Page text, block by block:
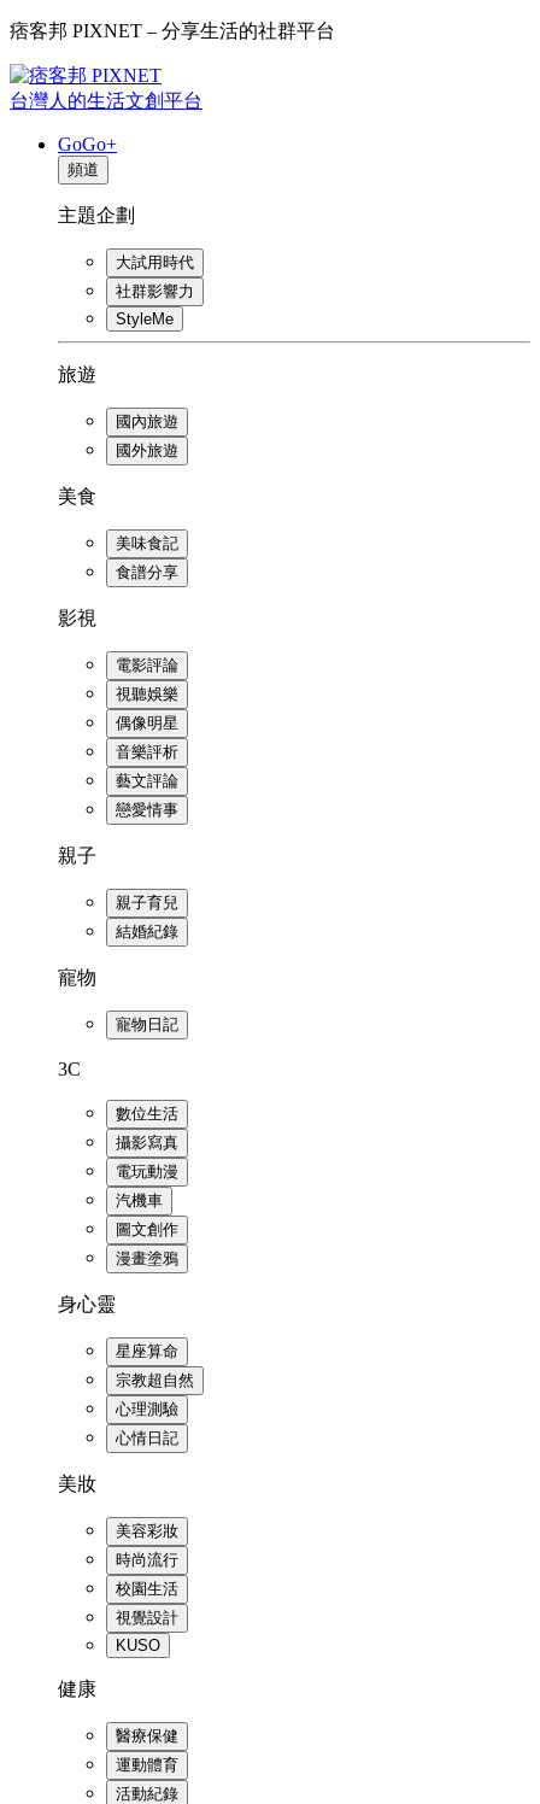
痞客邦 PIXNET – 分享生活的社群平台
台灣人的生活文創平台
GoGo+
頻道
主題企劃
大試用時代
社群影響力
StyleMe
旅遊
國內旅遊
國外旅遊
美食
美味食記
食譜分享
影視
電影評論
視聽娛樂
偶像明星
音樂評析
藝文評論
戀愛情事
親子
親子育兒
結婚紀錄
寵物
寵物日記
3C
數位生活
攝影寫真
電玩動漫
汽機車
圖文創作
漫畫塗鴉
身心靈
星座算命
宗教超自然
心理測驗
心情日記
美妝
美容彩妝
時尚流行
校園生活
視覺設計
KUSO
健康
醫療保健
運動體育
活動紀錄